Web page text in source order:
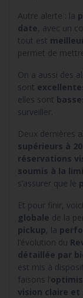
Autre alerte : la
date, avec un
tout est
permet de
On a aussi des
sont
elles sont
surveiller.
Deux dernières
supérieurs à
réservations
soumis à la
s’assurer que le
Et pour finir,
globale de la
pickup, la
l’évolution du
détaillée par
est mis à
faisons l’
vision claire